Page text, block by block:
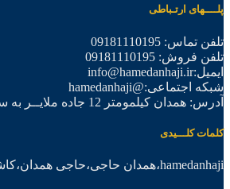
پلــــهای ارتـباطی
تلفن تماس: 09181110195
تلفن فروش: 09181110195
ایمیل:info@hamedanhaji.ir
شبکه اجتماعی:@hamedanhaji
آدرس: همدان کیلمومتر 12 جاده ملایــر به سمت همدان – بعد از ایستگاه برق فرعی اول – شرکت تولیدی همدان حاجی
کلمات کلـــیدی
hamedanhaji،همدان حاجی،حاجی همدان،کاشی همدان،سرامیک همدان،موادکاشی سرامیک